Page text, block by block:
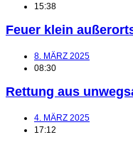
15:38
Feuer klein
8. MÄRZ 2025
08:30
Rettung aus
4. MÄRZ 2025
17:12